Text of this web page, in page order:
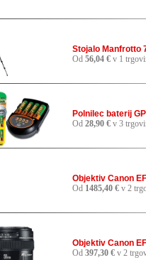
Stojalo Manfrotto
Od 56,04 € v 1
Polnilec baterij
Od 28,90 € v 3
Objektiv Canon
Od 1485,40 € v 2
Objektiv Canon
Od 397,30 € v 2